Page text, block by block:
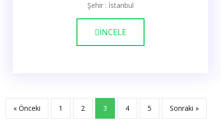
Şehir : İstanbul
İNCELE
« Önceki 1 2 3 4 5 Sonraki »